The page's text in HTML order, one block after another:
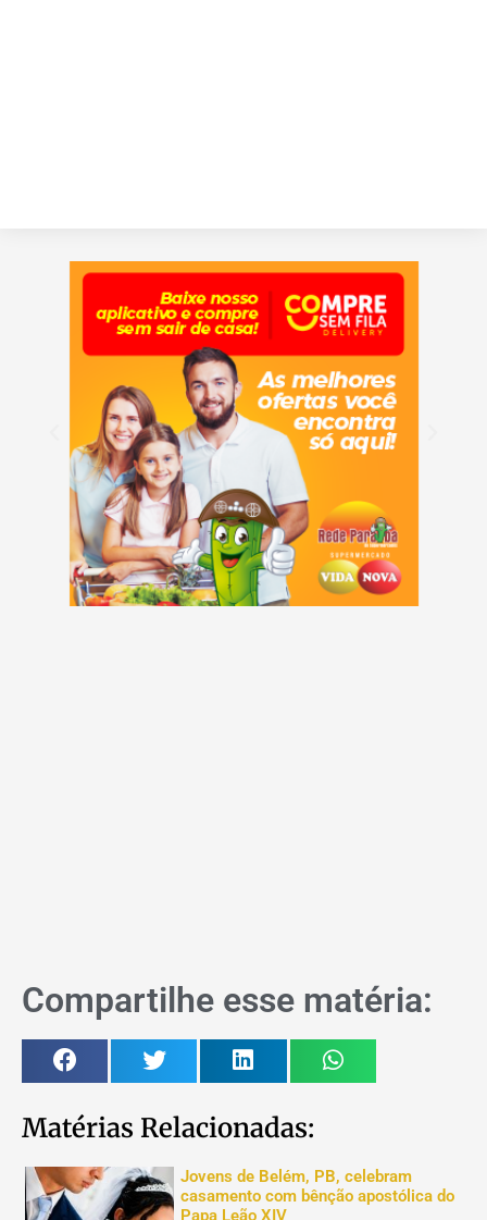
Compartilhe esse matéria:
Matérias Relacionadas:
Jovens de Belém, PB, celebram
casamento com bênção apostólica do
Papa Leão XIV